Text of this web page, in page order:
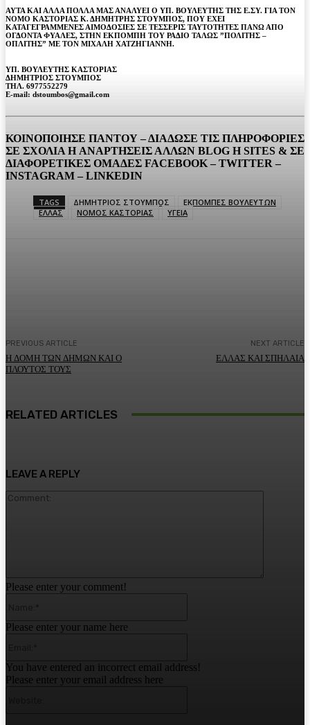
ΑΥΤΑ ΚΑΙ ΑΛΛΑ ΠΟΛΛΑ ΜΑΣ ΑΝΑΛΥΕΙ Ο ΥΠ. ΒΟΥΛΕΥΤΗΣ ΤΗΣ Ε.ΣΥ. ΓΙΑ ΤΟΝ
ΝΟΜΟ ΚΑΣΤΟΡΙΑΣ Κ. ΔΗΜΗΤΡΗΣ ΣΤΟΥΜΠΟΣ, ΠΟΥ ΕΧΕΙ
ΚΑΤΑΓΕΓΡΑΜΜΕΝΕΣ ΑΙΜΟΔΟΣΙΕΣ ΣΕ ΤΕΣΣΕΡΙΣ ΤΑΥΤΟΤΗΤΕΣ ΠΑΝΩ ΑΠΟ
ΟΓΔΟΝΤΑ ΦΥΑΛΕΣ, ΣΤΗΝ ΕΚΠΟΜΠΗ ΤΟΥ ΡΑΔΙΟ ΤΑΛΩΣ ”ΠΟΛΙΤΗΣ –
ΟΠΛΙΤΗΣ” ΜΕ ΤΟΝ ΜΙΧΑΛΗ ΧΑΤΖΗΓΙΑΝΝΗ.
ΥΠ. ΒΟΥΛΕΥΤΗΣ ΚΑΣΤΟΡΙΑΣ
ΔΗΜΗΤΡΙΟΣ ΣΤΟΥΜΠΟΣ
ΤΗΛ. 6977552279
E-mail: dstoumbos@gmail.com
ΚΟΙΝΟΠΟΙΗΣΕ ΠΑΝΤΟΥ – ΔΙΑΔΩΣΕ ΤΙΣ ΠΛΗΡΟΦΟΡΙΕΣ
ΣΕ ΣΧΟΛΙΑ H ΑΝAΡΤΗΣΕΙΣ ΑΛΛΩΝ BLOG H SITES & ΣΕ
ΔΙΑΦΟΡΕTIKEΣ ΟΜΑΔΕΣ FACEBOOK – TWITTER –
INSTAGRAM – LINKEDIN
TAGS ΔΗΜΗΤΡΙΟΣ ΣΤΟΥΜΠΟΣ
ΕΚΠΟΜΠΕΣ ΒΟΥΛΕΥΤΩΝ
ΕΛΛΑΣ
ΝΟΜΟΣ ΚΑΣΤΟΡΙΑΣ ΥΓΕΙΑ
PREVIOUS ARTICLE
Η ΔΟΜΗ ΤΩΝ ΔΗΜΩΝ ΚΑΙ Ο
ΠΛΟΥΤΟΣ ΤΟΥΣ
NEXT ARTICLE
ΕΛΛΑΣ ΚΑΙ ΣΠΗΛΑΙΑ
RELATED ARTICLES
LEAVE A REPLY
Please enter your comment!
Please enter your name here
You have entered an incorrect email address!
Please enter your email address here